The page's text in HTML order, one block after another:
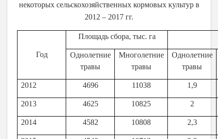
некоторых сельскохозяйственных кормовых культур в
2012 – 2017 гг.
Год
Площадь сбора, тыс. га
Однолетние
травы
Многолетние
травы
Однолетние
травы
2012 4696 11038 1,9
2013 4625 10825 2
2014 4582 10808 2,3